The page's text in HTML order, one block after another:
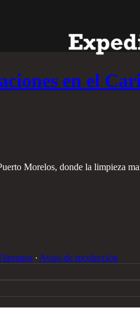
en el
Morelos, donde la limpieza
∙ Aviso de recolección